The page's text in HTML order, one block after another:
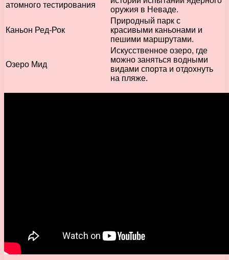
атомного тестирования
оружия в Неваде.
Каньон Ред-Рок
Природный парк с
красивыми каньонами и
пешими маршрутами.
Озеро Мид
Искусственное озеро, где
можно заняться водными
видами спорта и отдохнуть
на пляже.